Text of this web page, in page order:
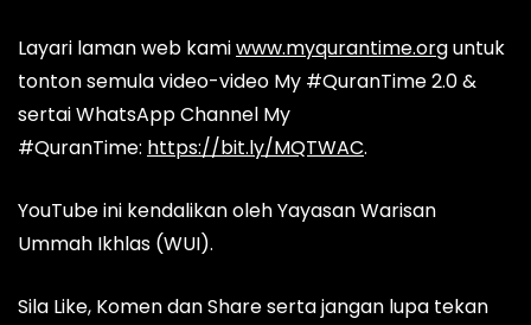
Layari laman web kamiwww.myqurantime.orguntuk
tonton semula video-video My #QuranTime 2.0 &
sertai WhatsApp Channel My
#QuranTime: https://bit.ly/MQTWAC.
YouTube ini kendalikan oleh Yayasan Warisan
Ummah Ikhlas (WUI).
Sila Like, Komen dan Share serta jangan lupa tekan